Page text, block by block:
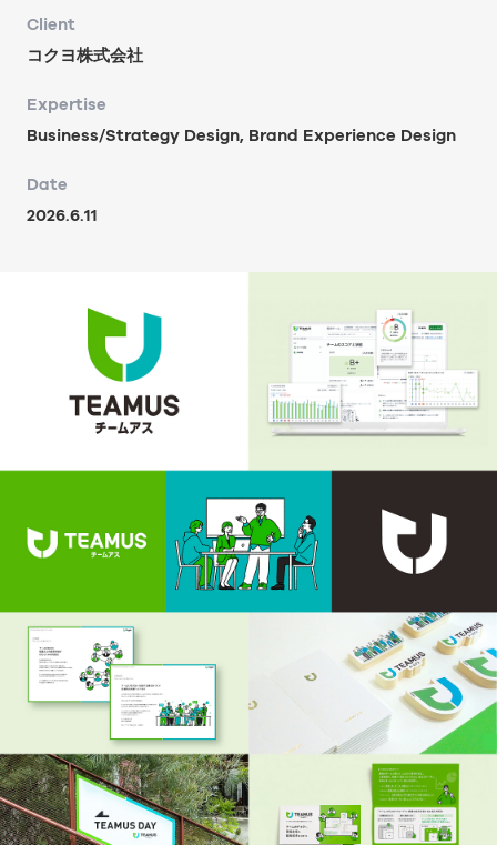
Client
コクヨ株式会社
Expertise
Business/Strategy Design, Brand Experience Design
Date
2026.6.11